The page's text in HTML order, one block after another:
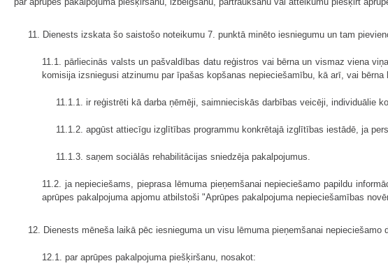
11. Dienests izskata šo saistošo noteikumu 7. punktā minēto iesniegumu un tam
11.1. pārliecinās valsts un pašvaldības datu reģistros vai bērna un vismaz viena
komisija izsniegusi atzinumu par īpašas kopšanas nepieciešamību, kā arī, vai bērna
11.1.1. ir reģistrēti kā darba ņēmēji, saimnieciskās darbības veicēji, individuālie
11.1.2. apgūst attiecīgu izglītības programmu konkrētajā izglītības iestādē, ja
11.1.3. saņem sociālās rehabilitācijas sniedzēja pakalpojumus.
11.2. ja nepieciešams, pieprasa lēmuma pieņemšanai nepieciešamo papildu
aprūpes pakalpojuma apjomu atbilstoši "Aprūpes pakalpojuma nepieciešamības
12. Dienests mēneša laikā pēc iesnieguma un visu lēmuma pieņemšanai
12.1. par aprūpes pakalpojuma piešķiršanu, nosakot: